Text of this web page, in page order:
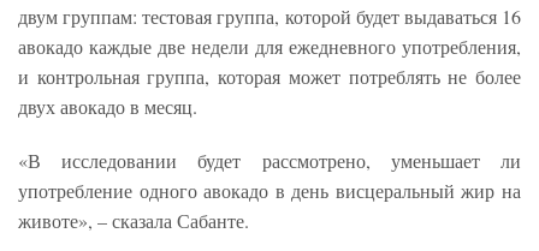
двум группам: тестовая группа, которой будет выдаваться 16
авокадо каждые две недели для ежедневного употребления,
и контрольная группа, которая может потреблять не более
двух авокадо в месяц.
«В исследовании будет рассмотрено, уменьшает ли
употребление одного авокадо в день висцеральный жир на
животе», – сказала Сабанте.